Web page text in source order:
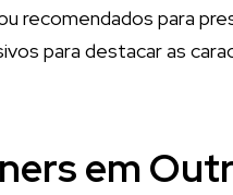
recomendados para
para destacar as
em